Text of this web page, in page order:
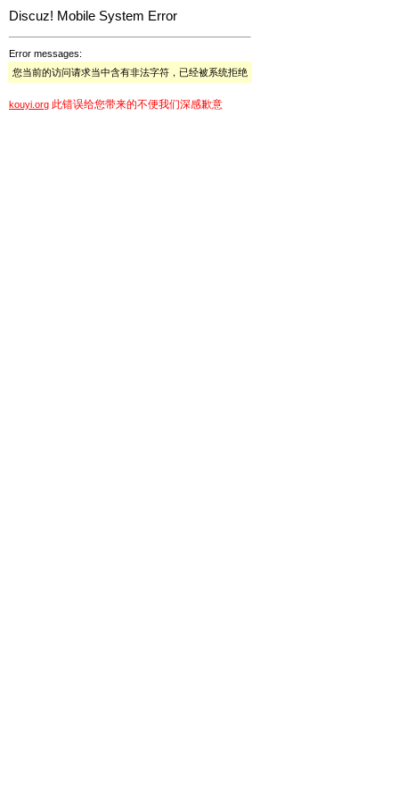
Discuz! Mobile System Error
Error messages:
您当前的访问请求当中含有非法字符，已经被系统拒绝
kouyi.org 此错误给您带来的不便我们深感歉意